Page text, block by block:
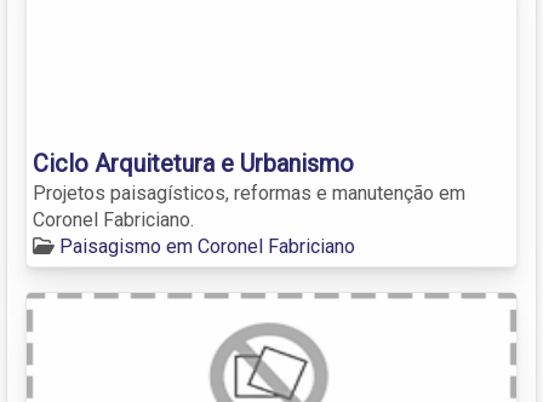
Ciclo Arquitetura e Urbanismo
Projetos paisagísticos, reformas e manutenção em
Coronel Fabriciano.
Paisagismo em Coronel Fabriciano